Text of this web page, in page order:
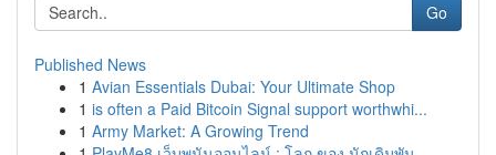
Go
Published News
1 Avian Essentials Dubai: Your Ultimate Shop
1 is often a Paid Bitcoin Signal support worthwhi...
1 Army Market: A Growing Trend